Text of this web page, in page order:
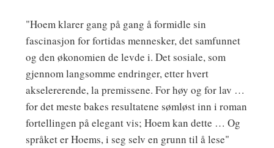
"Hoem klarer gang på gang å formidle sin
fascinasjon for fortidas mennesker, det samfunnet
og den økonomien de levde i. Det sosiale, som
gjennom langsomme endringer, etter hvert
akselererende, la premissene. For høy og for lav …
for det meste bakes resultatene sømløst inn i roman
fortellingen på elegant vis; Hoem kan dette … Og
språket er Hoems, i seg selv en grunn til å lese"